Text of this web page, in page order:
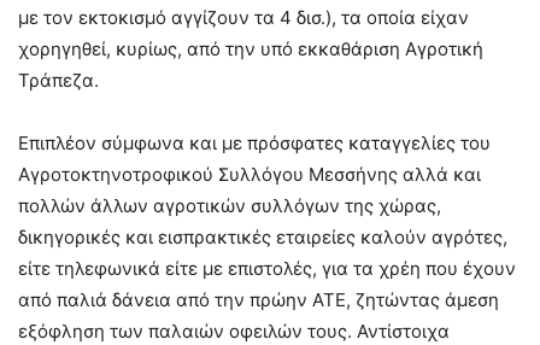
με τον εκτοκισμό αγγίζουν τα 4 δισ.), τα οποία είχαν
χορηγηθεί, κυρίως, από την υπό εκκαθάριση Αγροτική
Τράπεζα.
Επιπλέον σύμφωνα και με πρόσφατες καταγγελίες του
Αγροτοκτηνοτροφικού Συλλόγου Μεσσήνης αλλά και
πολλών άλλων αγροτικών συλλόγων της χώρας,
δικηγορικές και εισπρακτικές εταιρείες καλούν αγρότες,
είτε τηλεφωνικά είτε με επιστολές, για τα χρέη που έχουν
από παλιά δάνεια από την πρώην ΑΤΕ, ζητώντας άμεση
εξόφληση των παλαιών οφειλών τους. Αντίστοιχα